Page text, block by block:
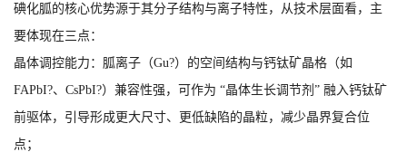
碘化胍的核心优势源于其分子结构与离子特性，从技术层面看，主
要体现在三点：
晶体调控能力：胍离子（Gu?）的空间结构与钙钛矿晶格（如
FAPbI?、CsPbI?）兼容性强，可作为 “晶体生长调节剂” 融入钙钛矿
前驱体，引导形成更大尺寸、更低缺陷的晶粒，减少晶界复合位
点；